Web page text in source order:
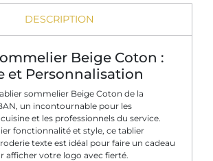
DESCRIPTION
Beige Coton :
et Personnalisation
sommelier Beige Coton de la
un incontournable pour les
et les professionnels du service.
fonctionnalité et style, ce tablier
texte est idéal pour faire un cadeau
afficher votre logo avec fierté.